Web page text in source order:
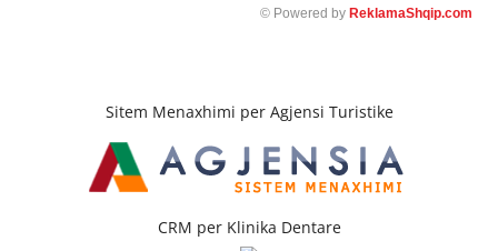
© Powered by ReklamaShqip.com
Sitem Menaxhimi per Agjensi Turistike
CRM per Klinika Dentare